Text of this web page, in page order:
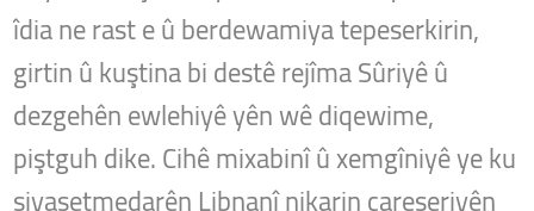
îdia ne rast e û berdewamiya tepeserkirin,
girtin û kuştina bi destê rejîma Sûriyê û
dezgehên ewlehiyê yên wê diqewime,
piştguh dike. Cihê mixabinî û xemgîniyê ye ku